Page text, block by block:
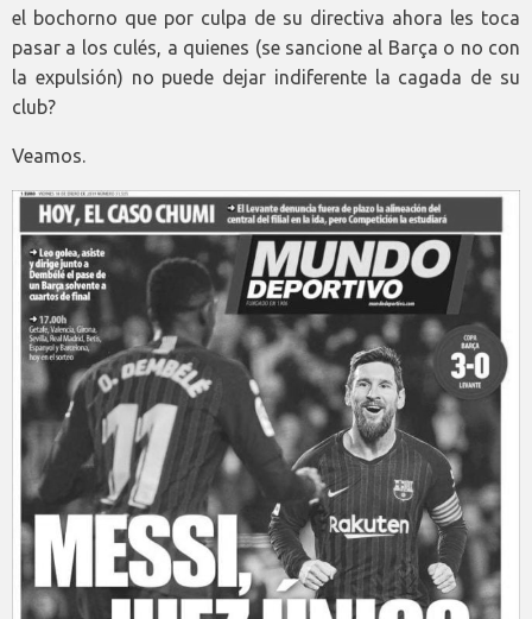
el bochorno que por culpa de su directiva ahora les toca
pasar a los culés, a quienes (se sancione al Barça o no con
la expulsión) no puede dejar indiferente la cagada de su
club?
Veamos.